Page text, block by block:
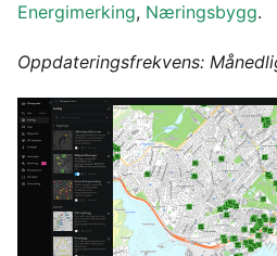
Energimerking, Næringsbygg.
Oppdateringsfrekvens: